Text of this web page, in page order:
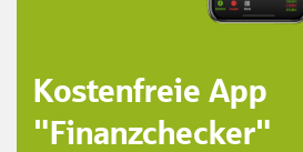
Kostenfreie App
"Finanzchecker"